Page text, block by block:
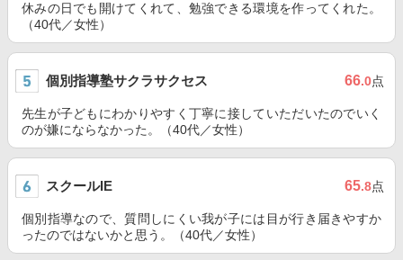
休みの日でも開けてくれて、勉強できる環境を作ってくれた。
（40代／女性）
個別指導塾サクラサクセス 66.0点
先生が子どもにわかりやすく丁寧に接していただいたのでいく
のが嫌にならなかった。（40代／女性）
スクールIE 65.8点
個別指導なので、質問しにくい我が子には目が行き届きやすか
ったのではないかと思う。（40代／女性）